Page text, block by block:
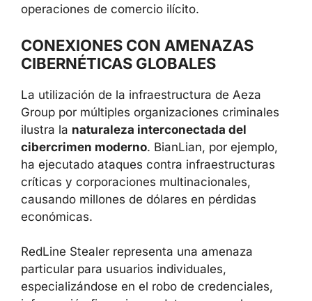
operaciones de comercio ilícito.
CONEXIONES CON AMENAZAS
CIBERNÉTICAS GLOBALES
La utilización de la infraestructura de Aeza
Group por múltiples organizaciones criminales
ilustra la naturaleza interconectada del
cibercrimen moderno. BianLian, por ejemplo,
ha ejecutado ataques contra infraestructuras
críticas y corporaciones multinacionales,
causando millones de dólares en pérdidas
económicas.
RedLine Stealer representa una amenaza
particular para usuarios individuales,
especializándose en el robo de credenciales,